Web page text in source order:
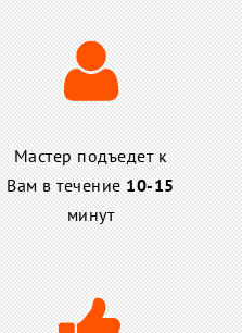
Мастер подъедет к
Вам в течение10-15
минут